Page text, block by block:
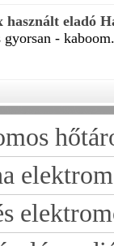
használt eladó
gyorsan -